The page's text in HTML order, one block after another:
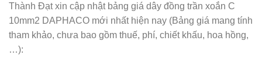
Thành Đạt xin cập nhật bảng giá dây đồng trần xoắn C
10mm2 DAPHACO mới nhất hiện nay (Bảng giá mang tính
tham khảo, chưa bao gồm thuế, phí, chiết khấu, hoa hồng,
…):